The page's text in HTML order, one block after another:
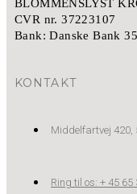
BLOMMENSLYST
CVR nr. 37223107
Bank: Danske Bank
KONTAKT
Middelfartvej
Ring til os: + 45 65